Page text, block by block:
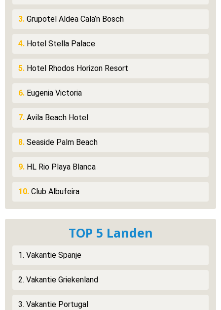
3. Grupotel Aldea Cala’n Bosch
4. Hotel Stella Palace
5. Hotel Rhodos Horizon Resort
6. Eugenia Victoria
7. Avila Beach Hotel
8. Seaside Palm Beach
9. HL Rio Playa Blanca
10. Club Albufeira
TOP 5 Landen
1. Vakantie Spanje
2. Vakantie Griekenland
3. Vakantie Portugal